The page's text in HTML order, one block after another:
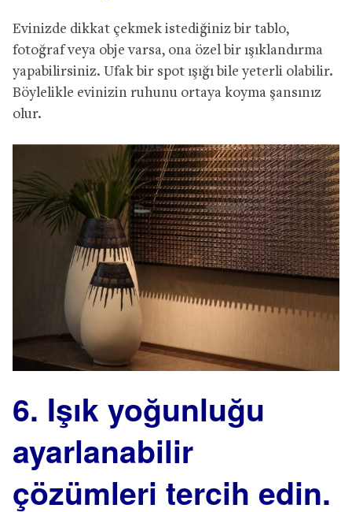
Evinizde dikkat çekmek istediğiniz bir tablo,
fotoğraf veya obje varsa, ona özel bir ışıklandırma
yapabilirsiniz. Ufak bir spot ışığı bile yeterli olabilir.
Böylelikle evinizin ruhunu ortaya koyma şansınız
olur.
6. Işık yoğunluğu
ayarlanabilir
çözümleri tercih edin.